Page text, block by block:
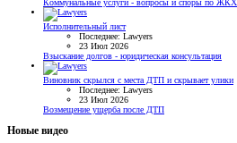
Коммунальные услуги - вопросы и споры по ЖКХ
Исполнительный лист
Последнее: Lawyers
23 Июл 2026
Взыскание долгов - юридическая консультация
Виновник скрылся с места ДТП и скрывает улики
Последнее: Lawyers
23 Июл 2026
Возмещение ущерба после ДТП
Новые видео